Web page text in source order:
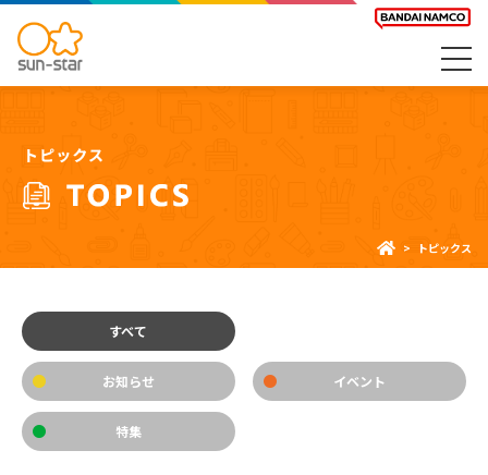
トピックス
すべて
お知らせ イベント
特集